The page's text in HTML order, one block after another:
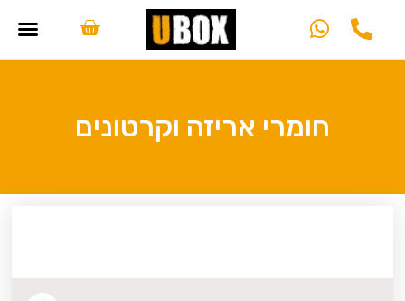
חומרי אריזה וקרטונים